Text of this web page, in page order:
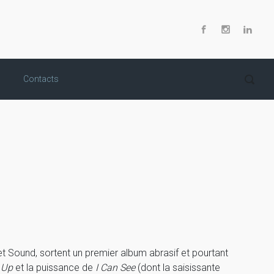
Contacts
Sound, sortent un premier album abrasif et pourtant
et la puissance de I Can See(dont la saisissante